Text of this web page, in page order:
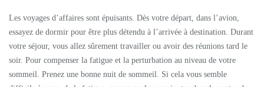
Les voyages d’affaires sont épuisants. Dès votre départ, dans l’avion,
essayez de dormir pour être plus détendu à l’arrivée à destination. Durant
votre séjour, vous allez sûrement travailler ou avoir des réunions tard le
soir. Pour compenser la fatigue et la perturbation au niveau de votre
sommeil. Prenez une bonne nuit de sommeil. Si cela vous semble